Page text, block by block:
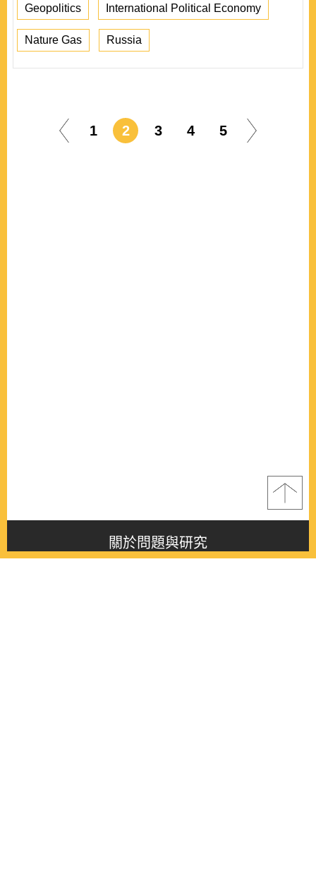
Geopolitics International Political Economy
Nature Gas Russia
1 2 3 4 5
關於問題與研究
About this journal